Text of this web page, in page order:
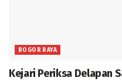
BOGOR RAYA
Kejari Periksa Delapan